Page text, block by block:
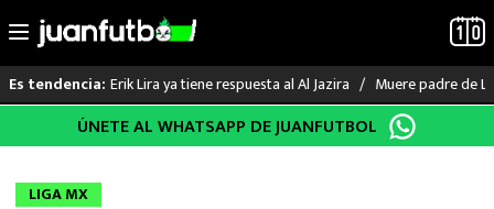
al
Es tendencia: Erik Lira ya tiene respuesta al Al Jazira Muere padre de
LO ÚLTIMO
LIGA MX
ÚNETE AL WHATSAPP DE JUANFUTBOL
LIGA MX